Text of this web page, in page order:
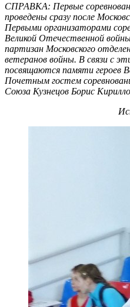
СПРАВКА: Первые
проведены сразу после
Первыми организаторами
Великой Отечественной
партизан Московского
ветеранов войны. В связи с
посвящаются памяти героев
Почетным гостем
Союза Кузнецов Борис